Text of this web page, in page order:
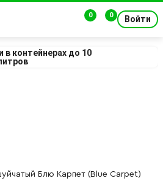
0 0 Войти
контейнерах до 10